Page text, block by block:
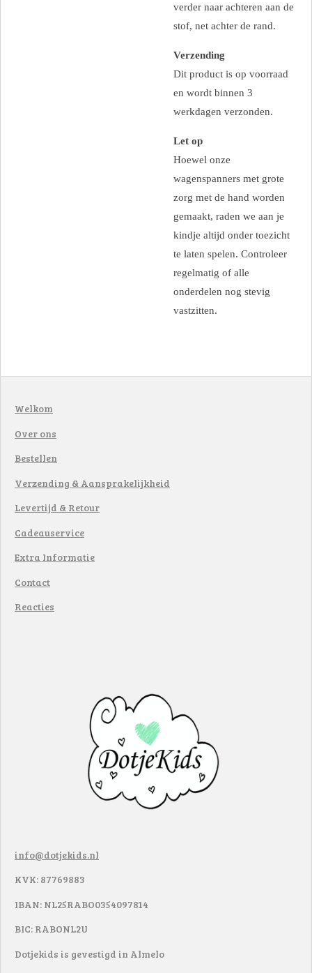
verder naar achteren aan de
stof, net achter de rand.
Verzending
Dit product is op voorraad
en wordt binnen 3
werkdagen verzonden.
Let op
Hoewel onze
wagenspanners met grote
zorg met de hand worden
gemaakt, raden we aan je
kindje altijd onder toezicht
te laten spelen. Controleer
regelmatig of alle
onderdelen nog stevig
vastzitten.
Welkom
Over ons
Bestellen
Verzending & Aansprakelijkheid
Levertijd & Retour
Cadeauservice
Extra Informatie
Contact
Reacties
info@dotjekids.nl
KVK: 87769883
IBAN: NL25RABO0354097814
BIC: RABONL2U
Dotjekids is gevestigd in Almelo